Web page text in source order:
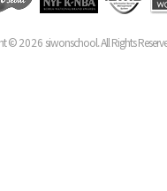
©2026 siwonschool. All Rights